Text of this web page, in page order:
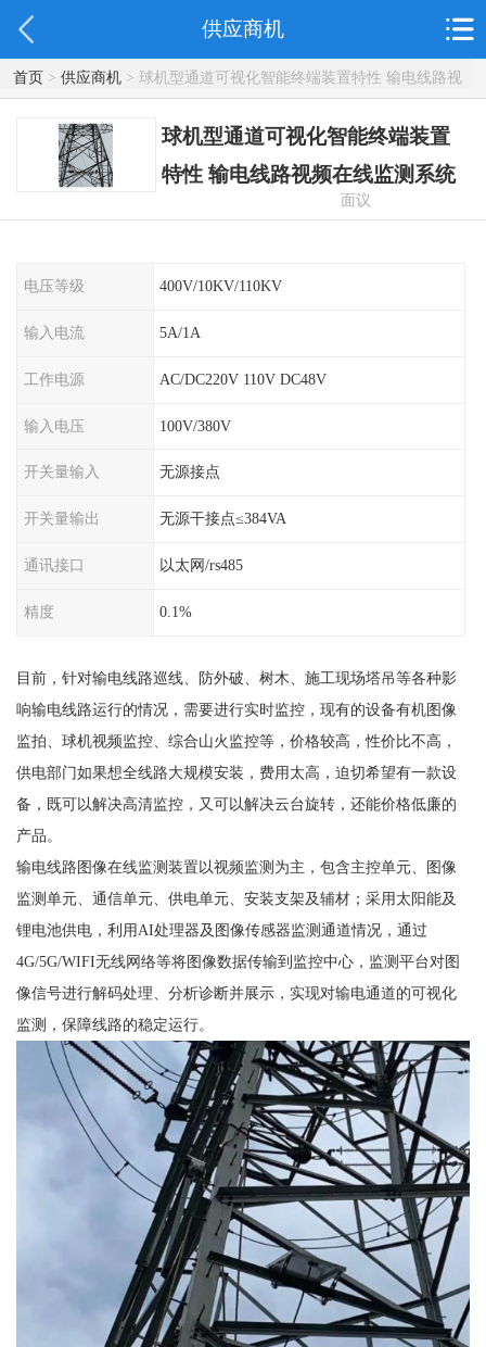
供应商机
首页> 供应商机> 球机型通道可视化智能终端装置特性 输电线路视
频在线监测系统
球机型通道可视化智能终端装置
特性 输电线路视频在线监测系统
面议
电压等级 400V/10KV/110KV
输入电流 5A/1A
工作电源 AC/DC220V 110V DC48V
输入电压 100V/380V
开关量输入 无源接点
开关量输出 无源干接点≤384VA
通讯接口 以太网/rs485
精度 0.1%
目前，针对输电线路巡线、防外破、树木、施工现场塔吊等各种影
响输电线路运行的情况，需要进行实时监控，现有的设备有机图像
监拍、球机视频监控、综合山火监控等，价格较高，性价比不高，
供电部门如果想全线路大规模安装，费用太高，迫切希望有一款设
备，既可以解决高清监控，又可以解决云台旋转，还能价格低廉的
产品。
输电线路图像在线监测装置以视频监测为主，包含主控单元、图像
监测单元、通信单元、供电单元、安装支架及辅材；采用太阳能及
锂电池供电，利用AI处理器及图像传感器监测通道情况，通过
4G/5G/WIFI无线网络等将图像数据传输到监控中心，监测平台对图
像信号进行解码处理、分析诊断并展示，实现对输电通道的可视化
监测，保障线路的稳定运行。